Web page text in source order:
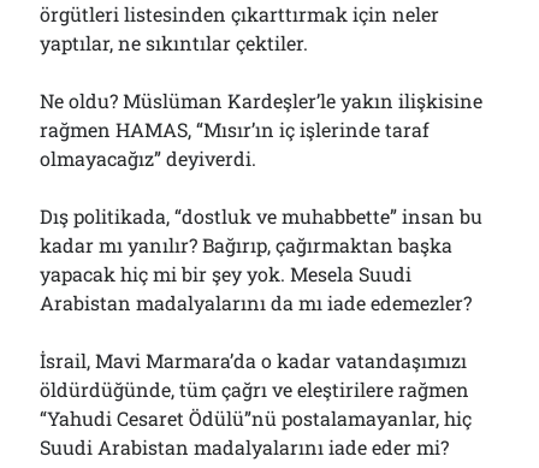
örgütleri listesinden çıkarttırmak için neler
yaptılar, ne sıkıntılar çektiler.
Ne oldu? Müslüman Kardeşler’le yakın ilişkisine
rağmen HAMAS, “Mısır’ın iç işlerinde taraf
olmayacağız” deyiverdi.
Dış politikada, “dostluk ve muhabbette” insan bu
kadar mı yanılır? Bağırıp, çağırmaktan başka
yapacak hiç mi bir şey yok. Mesela Suudi
Arabistan madalyalarını da mı iade edemezler?
İsrail, Mavi Marmara’da o kadar vatandaşımızı
öldürdüğünde, tüm çağrı ve eleştirilere rağmen
“Yahudi Cesaret Ödülü”nü postalamayanlar, hiç
Suudi Arabistan madalyalarını iade eder mi?